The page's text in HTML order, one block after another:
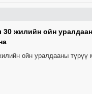
жилийн ойн
ойн уралдааны түрүү